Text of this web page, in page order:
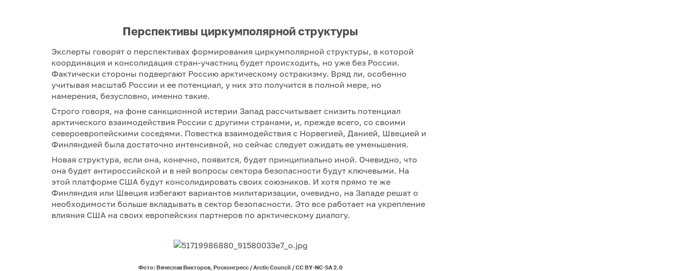
Перспективы циркумполярной структуры
Эксперты говорят о перспективах формирования циркумполярной структуры, в которой
координация и консолидация стран-участниц будет происходить, но уже без России.
Фактически стороны подвергают Россию арктическому остракизму. Вряд ли, особенно
учитывая масштаб России и ее потенциал, у них это получится в полной мере, но
намерения, безусловно, именно такие.
Строго говоря, на фоне санкционной истерии Запад рассчитывает снизить потенциал
арктического взаимодействия России с другими странами, и, прежде всего, со своими
североевропейскими соседями. Повестка взаимодействия с Норвегией, Данией, Швецией и
Финляндией была достаточно интенсивной, но сейчас следует ожидать ее уменьшения.
Новая структура, если она, конечно, появится, будет принципиально иной. Очевидно, что
она будет антироссийской и в ней вопросы сектора безопасности будут ключевыми. На
этой платформе США будут консолидировать своих союзников. И хотя прямо те же
Финляндия или Швеция избегают вариантов милитаризации, очевидно, на Западе решат о
необходимости больше вкладывать в сектор безопасности. Это все работает на укрепление
влияния США на своих европейских партнеров по арктическому диалогу.
Фото: Вячеслав Викторов, Росконгресс / Arctic Council / CC BY-NC-SA 2.0